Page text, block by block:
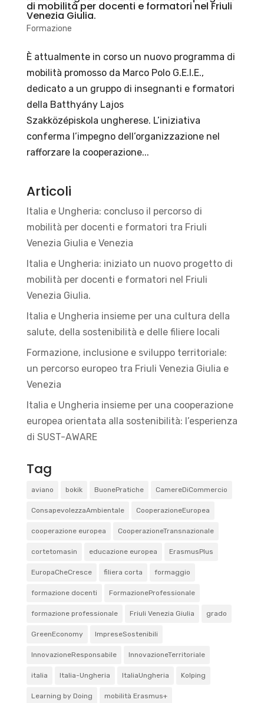
di mobilità per docenti e formatori nel Friuli
Venezia Giulia.
Formazione
È attualmente in corso un nuovo programma di
mobilità promosso da Marco Polo G.E.I.E.,
dedicato a un gruppo di insegnanti e formatori
della Batthyány Lajos
Szakközépiskola ungherese. L’iniziativa
conferma l’impegno dell’organizzazione nel
rafforzare la cooperazione...
Articoli
Italia e Ungheria: concluso il percorso di
mobilità per docenti e formatori tra Friuli
Venezia Giulia e Venezia
Italia e Ungheria: iniziato un nuovo progetto di
mobilità per docenti e formatori nel Friuli
Venezia Giulia.
Italia e Ungheria insieme per una cultura della
salute, della sostenibilità e delle filiere locali
Formazione, inclusione e sviluppo territoriale:
un percorso europeo tra Friuli Venezia Giulia e
Venezia
Italia e Ungheria insieme per una cooperazione
europea orientata alla sostenibilità: l’esperienza
di SUST-AWARE
Tag
aviano bokik BuonePratiche CamereDiCommercio
ConsapevolezzaAmbientale CooperazioneEuropea
cooperazione europea CooperazioneTransnazionale
cortetomasin educazione europea ErasmusPlus
EuropaCheCresce filiera corta formaggio
formazione docenti FormazioneProfessionale
formazione professionale Friuli Venezia Giulia grado
GreenEconomy ImpreseSostenibili
InnovazioneResponsabile InnovazioneTerritoriale
italia Italia-Ungheria ItaliaUngheria Kolping
Learning by Doing mobilità Erasmus+